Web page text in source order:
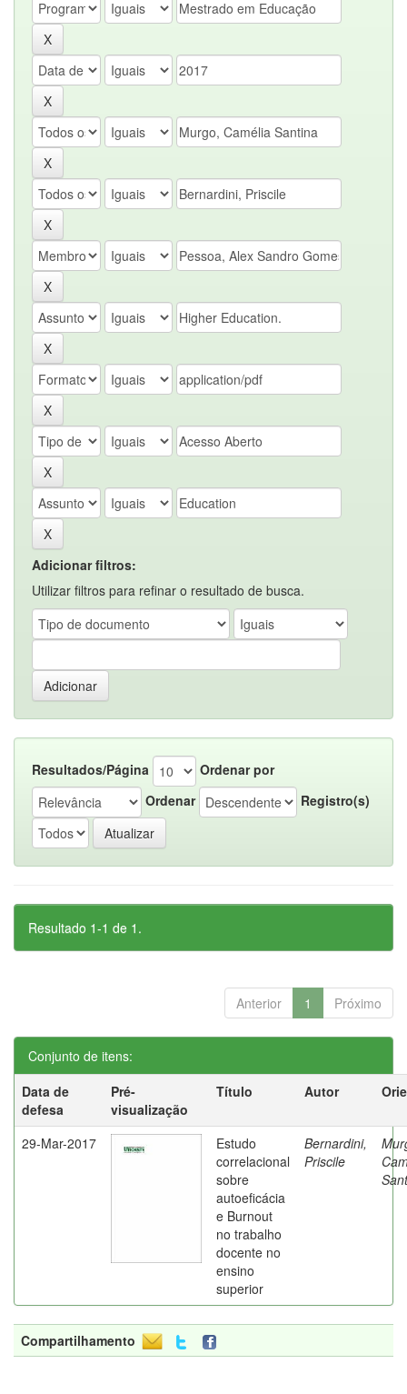
Adicionar filtros:
Utilizar filtros para refinar o resultado de busca.
Resultados/Página
Ordenar por
Ordenar
Registro(s)
Resultado 1-1 de 1.
Anterior 1 Próximo
Conjunto de itens:
Data de
defesa
Pré-
visualização
Título Autor
29-Mar-2017
Estudo
correlacional
sobre
autoeficácia
e Burnout
no trabalho
docente no
ensino
superior
Bernardini,
Priscile
Compartilhamento